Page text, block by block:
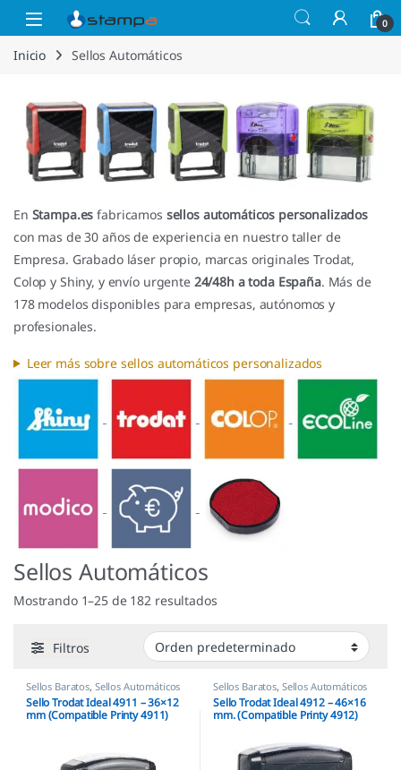
Saltar a la navegación
Saltar al contenido
Open 0
Inicio Sellos Automáticos
En Stampa.es fabricamos sellos automáticos personalizados
con mas de 30 años de experiencia en nuestro taller de
Empresa. Grabado láser propio, marcas originales Trodat,
Colop y Shiny, y envío urgente 24/48h a toda España. Más de
178 modelos disponibles para empresas, autónomos y
profesionales.
Leer más sobre sellos automáticos personalizados
Sellos Automáticos
Mostrando 1–25 de 182 resultados
Filtros
Sellos Baratos, Sellos Automáticos
Sello Trodat Ideal 4911 – 36×12
mm (Compatible Printy 4911)
Sellos Baratos, Sellos Automáticos
Sello Trodat Ideal 4912 – 46×16
mm. (Compatible Printy 4912)